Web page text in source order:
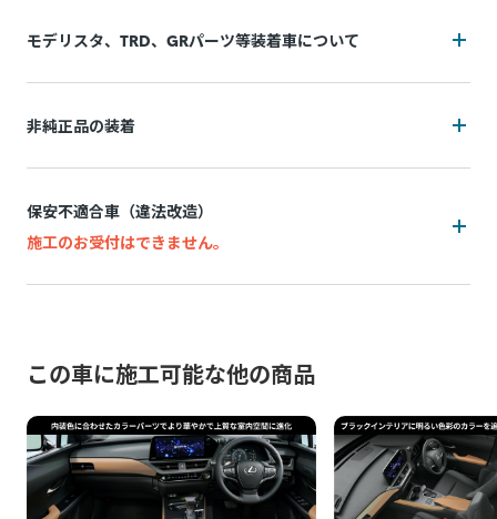
モデリスタ、TRD、GRパーツ等装着車について
算となります。
施工中に問題が発生した場合は都度お客様と連絡を取りなが
ら対応致しますので、納期が通常以上になる場合がございま
脱着により装着部品が機能しなくなる、部品が劣化等で壊れ
てしまう可能性があります。標準施工以外の装着品の脱着な
どの作業品質の保証はし兼ねます。
お申込み後に、施工をお断りすることになった場合、所定の
キャンセル料がかかります。
非純正品の装着
追加費用(工賃・部品代)が発生する可能性がございます。
ないためです。
ら対応致しますので、納期が通常以上になる場合がございま
す。
非純正品アイテムが機能しなくなる、部品が劣化等で壊れて
保安不適合車（違法改造）
施工のお受付はできません。
例：灯火類・シート・窓ガラス・ドアミラー・スポイラーなど
保安基準不適合車の例を確認する
この車に施工可能な他の商品